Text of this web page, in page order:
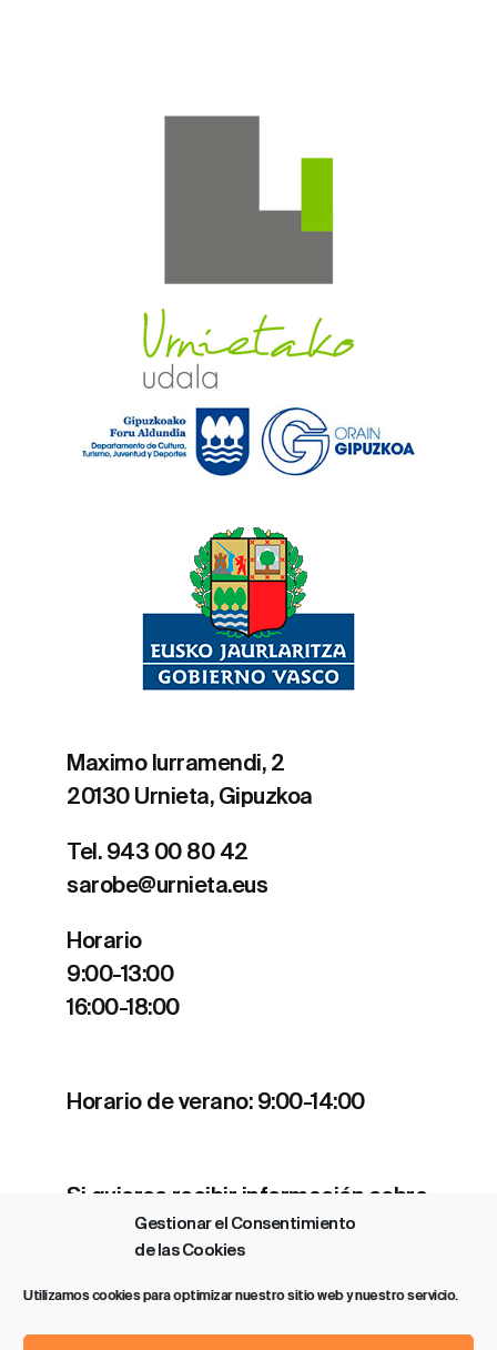
Gestionar el Consentimiento
de las Cookies
Utilizamos cookies para optimizar nuestro sitio web y nuestro servicio.
Maximo Iurramendi, 2
20130 Urnieta, Gipuzkoa
Tel. 943 00 80 42
sarobe@urnieta.eus
Horario
9:00-13:00
16:00-18:00
Horario de verano: 9:00-14:00
Si quieres recibir información sobre
nuestros estrenos y actividades